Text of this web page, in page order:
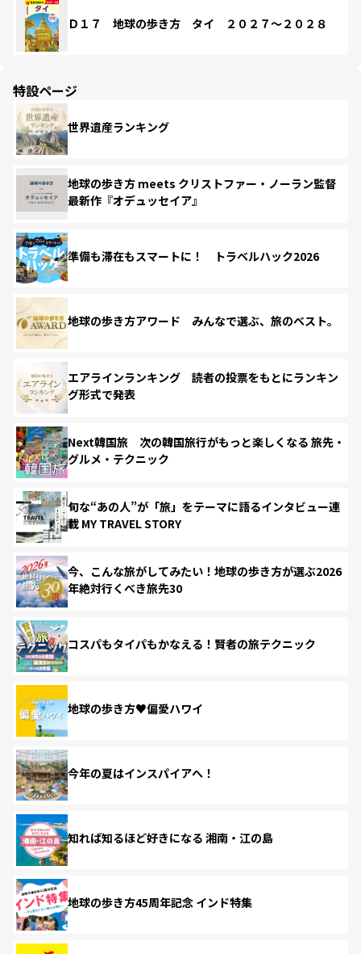
Ｄ１７ 地球の歩き方 タイ ２０２７～２０２８
特設ページ
世界遺産ランキング
地球の歩き方 meets クリストファー・ノーラン監督
最新作『オデュッセイア』
準備も滞在もスマートに！ トラベルハック2026
地球の歩き方アワード みんなで選ぶ、旅のベスト。
エアラインランキング 読者の投票をもとにランキン
グ形式で発表
Next韓国旅 次の韓国旅行がもっと楽しくなる 旅先・
グルメ・テクニック
旬な“あの人”が「旅」をテーマに語るインタビュー連
載 MY TRAVEL STORY
今、こんな旅がしてみたい！地球の歩き方が選ぶ2026
年絶対行くべき旅先30
コスパもタイパもかなえる！賢者の旅テクニック
地球の歩き方♥偏愛ハワイ
今年の夏はインスパイアへ！
知れば知るほど好きになる 湘南・江の島
地球の歩き方45周年記念 インド特集